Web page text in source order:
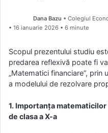
Dana Bazu • Colegiul
16 ianuarie 2026 • 6 minute
Scopul prezentului studiu
predarea reflexivă poate fi
„Matematici financiare”,
a modelului de rezolvare
1. Importanța
de clasa a X-a